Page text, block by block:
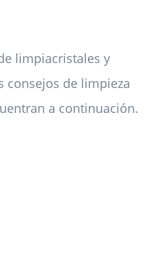
limpiacristales y
consejos de limpieza
a continuación.